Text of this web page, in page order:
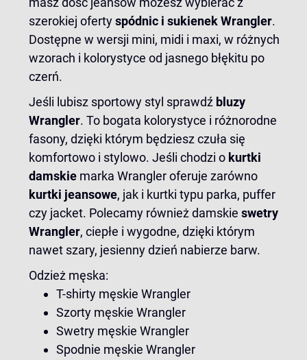
szerokiej ofertyspódnic i sukienek Wrangler.
Dostępne w wersji mini, midi i maxi, w różnych
wzorach i kolorystyce od jasnego błękitu po
czerń.
Jeśli lubisz sportowy styl sprawdź bluzy
Wrangler. To bogata kolorystyce i różnorodne
fasony, dzięki którym będziesz czuła się
komfortowo i stylowo. Jeśli chodzi o kurtki
damskie marka Wrangler oferuje zarówno
kurtki jeansowe, jak i kurtki typu parka, puffer
czy jacket. Polecamy również damskie swetry
Wrangler, ciepłe i wygodne, dzięki którym
nawet szary, jesienny dzień nabierze barw.
Odzież męska:
T-shirty męskie Wrangler
Szorty męskie Wrangler
Swetry męskie Wrangler
Spodnie męskie Wrangler